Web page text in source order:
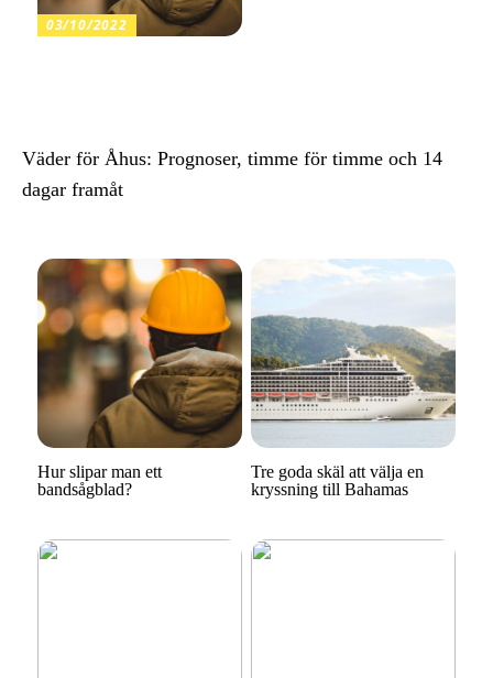
03/10/2022
Väder för Åhus: Prognoser, timme för timme och 14
dagar framåt
Hur slipar man ett
bandsågblad?
Tre goda skäl att välja en
kryssning till Bahamas